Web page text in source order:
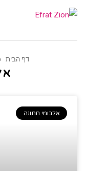
דף הבית ›
אלבומי חתונה